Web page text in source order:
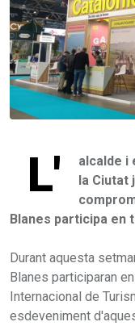
L'
alcalde i
la Ciutat
Blanes participa
Durant aquesta
Blanes participaran
Internacional de
esdeveniment